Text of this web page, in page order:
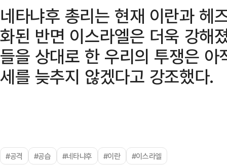
네타냐후 총리는 현재 이란과 헤
화된 반면 이스라엘은 더욱 강해
들을 상대로 한 우리의 투쟁은
세를 늦추지 않겠다고 강조했다.
#공격 #공습 #네타냐후 #이란 #이스라엘